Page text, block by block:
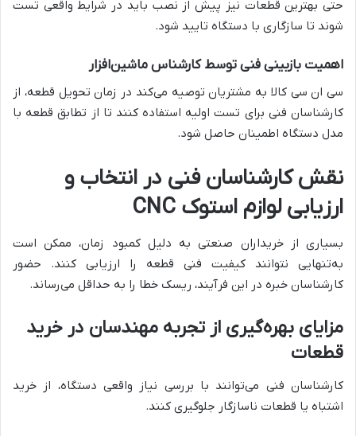
حتی بهترین قطعات نیز پیش از نصب باید در شرایط واقعی تست
شوند تا سازگاری با دستگاه تایید شود.
اهمیت بازبینی فنی توسط کارشناس ماشین‌افزار
سی ان سی کالا به مشتریان توصیه می‌کند در زمان تحویل قطعه، از
کارشناسان فنی برای تست اولیه استفاده کنند تا از تطابق قطعه با
مدل دستگاه اطمینان حاصل شود.
نقش کارشناسان فنی در انتخاب و
ارزیابی لوازم استوک CNC
بسیاری از خریداران صنعتی به دلیل کمبود زمان، ممکن است
به‌تنهایی نتوانند کیفیت فنی قطعه را ارزیابی کنند. حضور
کارشناسان خبره در این فرآیند، ریسک خطا را به حداقل می‌رساند.
مزایای بهره‌گیری از تجربه مهندسان در خرید
قطعات
کارشناسان فنی می‌توانند با بررسی نیاز واقعی دستگاه، از خرید
اشتباه یا قطعات ناسازگار جلوگیری کنند.